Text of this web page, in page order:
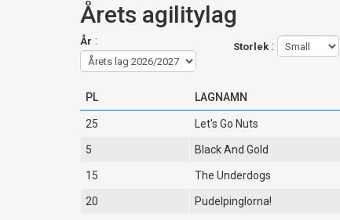
Årets agilitylag
År : Storlek :
PL LAGNAMN
25 Let's Go Nuts
5 Black And Gold
15 The Underdogs
20 Pudelpinglorna!